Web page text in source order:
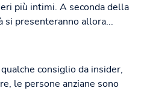
più intimi. A seconda della
si presenteranno allora...
consiglio da insider,
le persone anziane sono